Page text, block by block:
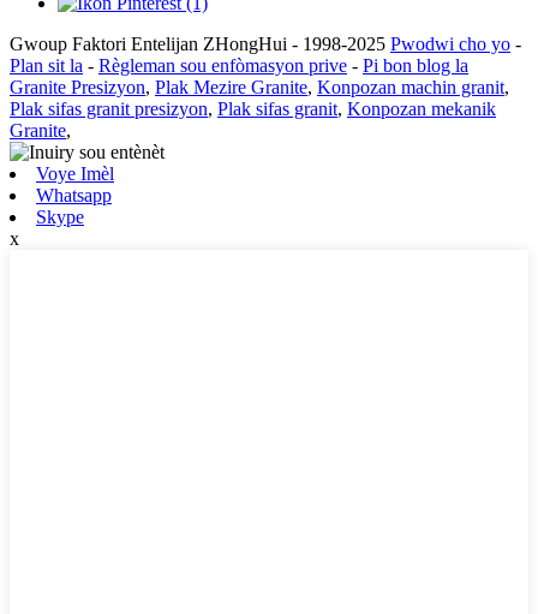
Gwoup Faktori Entelijan ZHongHui - 1998-2025 Pwodwi cho yo -
Plan sit la - Règleman sou enfòmasyon prive - Pi bon blog la
Granite Presizyon, Plak Mezire Granite, Konpozan machin granit,
Plak sifas granit presizyon, Plak sifas granit, Konpozan mekanik
Granite,
Voye Imèl
Whatsapp
Skype
x